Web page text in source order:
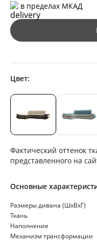
в пределах МКАД
Цвет:
Фактический оттенок
представленного на
Основные
Размеры дивана (ШхВхГ)
Ткань
Наполнение
Механизм трансформации